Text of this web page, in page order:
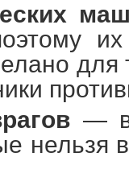
для
— в
нельзя